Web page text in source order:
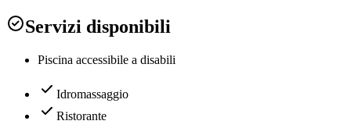
Servizi disponibili
Piscina accessibile a disabili
Idromassaggio
Ristorante